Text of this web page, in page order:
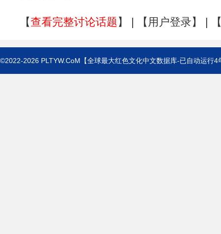
【查看完整讨论话题】 | 【 用户登录】 |
©2022-2026 PLTYW.CoM 【全球最大红色文化中文数据库-已自动运行4